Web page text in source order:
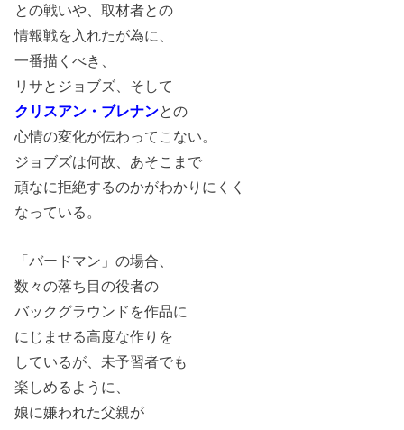
との戦いや、取材者との
情報戦を入れたが為に、
一番描くべき、
リサとジョブズ、そして
クリスアン・ブレナンとの
心情の変化が伝わってこない。
ジョブズは何故、あそこまで
頑なに拒絶するのかがわかりにくく
なっている。
「バードマン」の場合、
数々の落ち目の役者の
バックグラウンドを作品に
にじませる高度な作りを
しているが、未予習者でも
楽しめるように、
娘に嫌われた父親が